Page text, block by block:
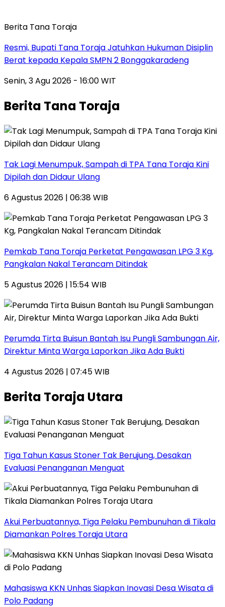
Berita Tana Toraja
Resmi, Bupati Tana Toraja Jatuhkan Hukuman Disiplin
Berat kepada Kepala SMPN 2 Bonggakaradeng
Senin, 3 Agu 2026 - 16:00 WIT
Berita Tana Toraja
Tak Lagi Menumpuk, Sampah di TPA Tana Toraja Kini
Dipilah dan Didaur Ulang
6 Agustus 2026 | 06:38 WIB
Pemkab Tana Toraja Perketat Pengawasan LPG 3 Kg,
Pangkalan Nakal Terancam Ditindak
5 Agustus 2026 | 15:54 WIB
Perumda Tirta Buisun Bantah Isu Pungli Sambungan Air,
Direktur Minta Warga Laporkan Jika Ada Bukti
4 Agustus 2026 | 07:45 WIB
Berita Toraja Utara
Tiga Tahun Kasus Stoner Tak Berujung, Desakan
Evaluasi Penanganan Menguat
Akui Perbuatannya, Tiga Pelaku Pembunuhan di Tikala
Diamankan Polres Toraja Utara
Mahasiswa KKN Unhas Siapkan Inovasi Desa Wisata di
Polo Padang